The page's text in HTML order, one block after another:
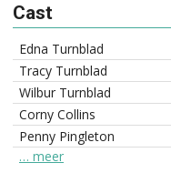
Cast
Edna Turnblad
Tracy Turnblad
Wilbur Turnblad
Corny Collins
Penny Pingleton
… meer